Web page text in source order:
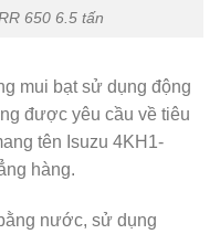
650 6.5 tấn
mui bạt sử dụng động
được yêu cầu về tiêu
tên Isuzu 4KH1-
hàng.
nước, sử dụng